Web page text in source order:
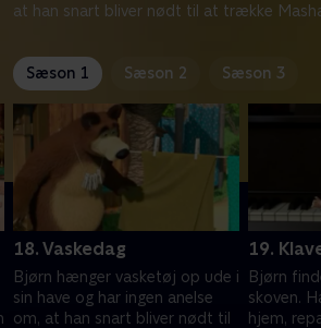
at han snart bliver nødt til at trække
Sæson 1 Sæson 2 Sæson 3
18. Vaskedag
Bjørn hænger vasketøj op ude i
sin have og har ingen anelse
om, at han snart bliver nødt til
19.
Bjørn
skoven.
hjem,